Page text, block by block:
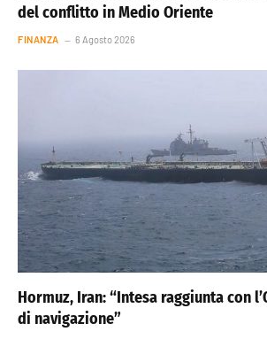
del conflitto in Medio Oriente
FINANZA 6 Agosto 2026
Hormuz, Iran: “Intesa raggiunta con
di navigazione”